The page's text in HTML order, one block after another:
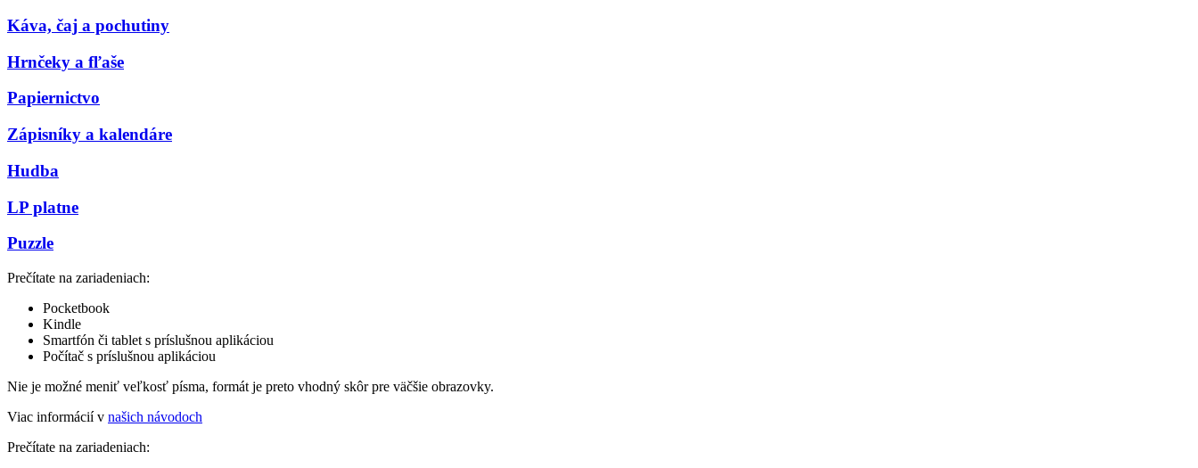
Káva, čaj a pochutiny
Hrnčeky a fľaše
Papiernictvo
Zápisníky a kalendáre
Hudba
LP platne
Puzzle
Prečítate na zariadeniach:
Pocketbook
Kindle
Smartfón či tablet s príslušnou aplikáciou
Počítač s príslušnou aplikáciou
Nie je možné meniť veľkosť písma, formát je preto vhodný skôr pre väčšie obrazovky.
Viac informácií v našich návodoch
Prečítate na zariadeniach: